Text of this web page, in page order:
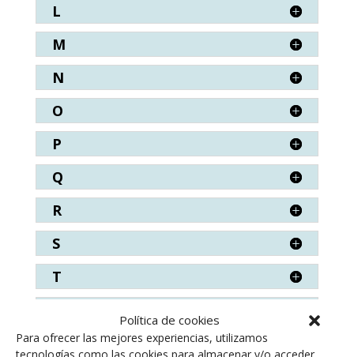
Política de cookies
Para ofrecer las mejores experiencias, utilizamos
L
M
N
O
P
Q
R
S
T
W